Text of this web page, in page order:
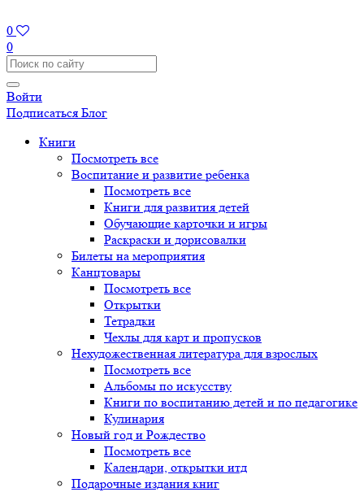
0
0
Войти
Подписаться Блог
Книги
Посмотреть все
Воспитание и развитие ребенка
Посмотреть все
Книги для развития детей
Обучающие карточки и игры
Раскраски и дорисовалки
Билеты на мероприятия
Канцтовары
Посмотреть все
Открытки
Тетрадки
Чехлы для карт и пропусков
Нехудожественная литература для взрослых
Посмотреть все
Альбомы по искусству
Книги по воспитанию детей и по педагогике
Кулинария
Новый год и Рождество
Посмотреть все
Календари, открытки итд
Подарочные издания книг